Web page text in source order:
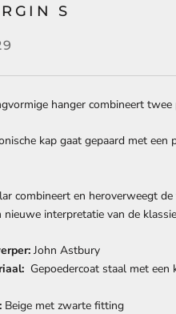
S
hanger combineert twee
kap gaat gepaard met een
combineert en heroverweegt
nieuwe interpretatie van de
John Astbury
Gepoedercoat staal met een
Beige met zwarte fitting